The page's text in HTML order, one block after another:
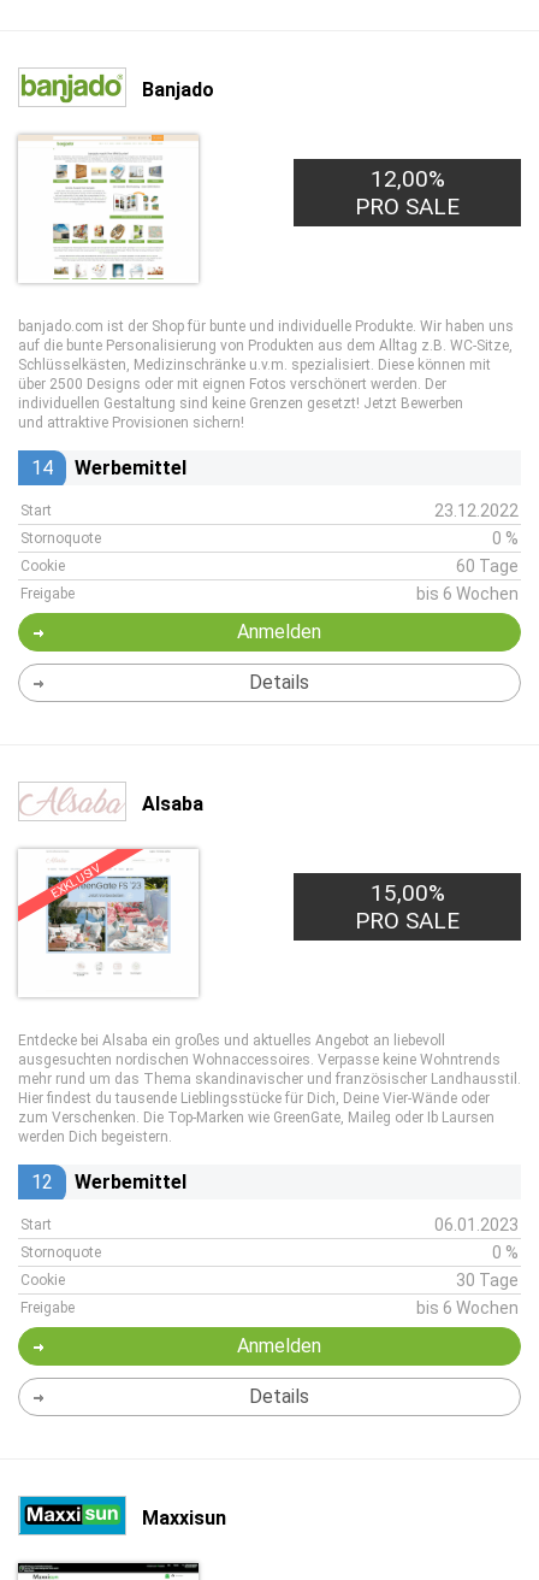
Banjado
12,00%
PRO SALE
banjado.com ist der Shop für bunte und individuelle Produkte. Wir haben uns
auf die bunte Personalisierung von Produkten aus dem Alltag z.B. WC-Sitze,
Schlüsselkästen, Medizinschränke u.v.m. spezialisiert. Diese können mit
über 2500 Designs oder mit eignen Fotos verschönert werden. Der
individuellen Gestaltung sind keine Grenzen gesetzt! Jetzt Bewerben
und attraktive Provisionen sichern!
14 Werbemittel
Start 23.12.2022
Stornoquote 0 %
Cookie 60 Tage
Freigabe bis 6 Wochen
Anmelden
Details
Alsaba
EXKLUSIV
15,00%
PRO SALE
Entdecke bei Alsaba ein großes und aktuelles Angebot an liebevoll
ausgesuchten nordischen Wohnaccessoires. Verpasse keine Wohntrends
mehr rund um das Thema skandinavischer und französischer Landhausstil.
Hier findest du tausende Lieblingsstücke für Dich, Deine Vier-Wände oder
zum Verschenken. Die Top-Marken wie GreenGate, Maileg oder Ib Laursen
werden Dich begeistern.
12 Werbemittel
Start 06.01.2023
Stornoquote 0 %
Cookie 30 Tage
Freigabe bis 6 Wochen
Anmelden
Details
Maxxisun